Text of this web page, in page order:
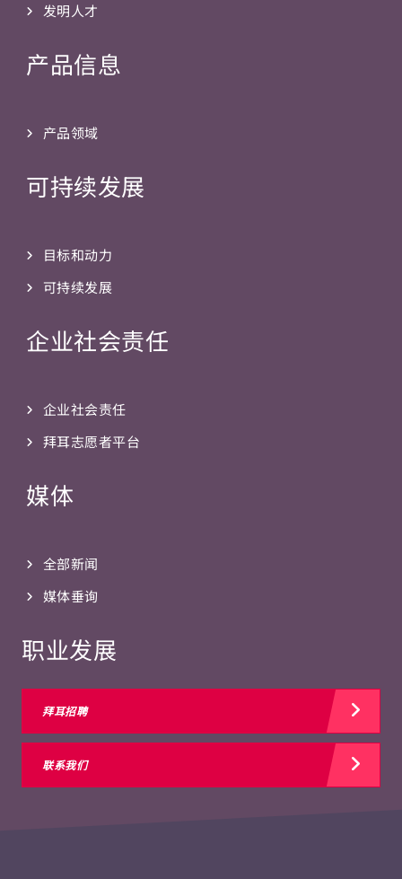
发明人才
产品信息
产品领域
可持续发展
目标和动力
可持续发展
企业社会责任
企业社会责任
拜耳志愿者平台
媒体
全部新闻
媒体垂询
职业发展
拜耳招聘
联系我们